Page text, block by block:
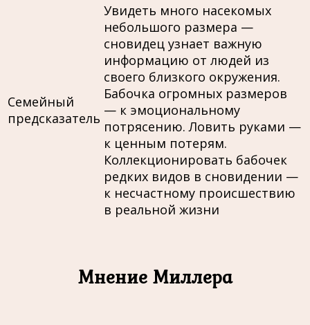
Семейный
предсказатель
Увидеть много насекомых
небольшого размера —
сновидец узнает важную
информацию от людей из
своего близкого окружения.
Бабочка огромных размеров
— к эмоциональному
потрясению. Ловить руками —
к ценным потерям.
Коллекционировать бабочек
редких видов в сновидении —
к несчастному происшествию
в реальной жизни
Мнение Миллера